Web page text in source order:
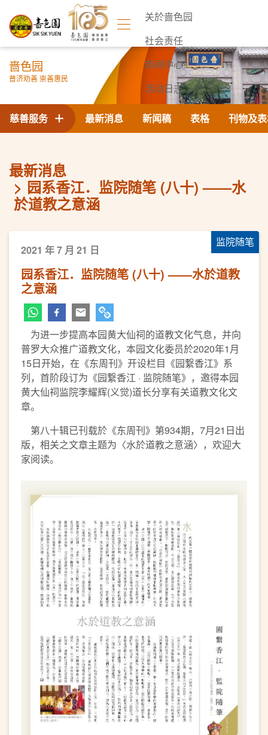
关於啬色园
社会责任
新闻中心
活动日志
联络我们
啬色园
普济劝善 崇善惠民
最新消息 新闻稿 表格 刊物及
慈善服务
最新消息
园系香江．监院随笔 (八十) ——水
於道教之意涵
监院随笔
2021 年 7 月 21 日
园系香江．监院随笔 (八十) ——水於道教
之意涵
为进一步提高本园黄大仙祠的道教文化气息，并向
普罗大众推广道教文化，本园文化委员於2020年1月
15日开始，在《东周刊》开设栏目《园繋香江》系
列，首阶段订为《园繋香江 · 监院随笔》，邀得本园
黄大仙祠监院李耀辉(义觉)道长分享有关道教文化文
章。
第八十辑已刊载於《东周刊》第934期，7月21日出
版，相关之文章主题为〈水於道教之意涵〉，欢迎大
家阅读。